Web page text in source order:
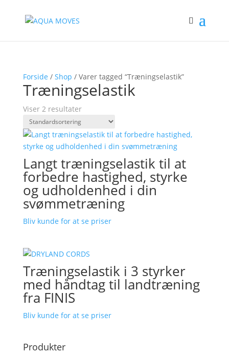
Forside / Shop / Varer tagged “Træningselastik”
Træningselastik
Viser 2 resultater
Langt træningselastik til at
forbedre hastighed, styrke
og udholdenhed i din
svømmetræning
Bliv kunde for at se priser
Træningselastik i 3 styrker
med håndtag til landtræning
fra FINIS
Bliv kunde for at se priser
Produkter